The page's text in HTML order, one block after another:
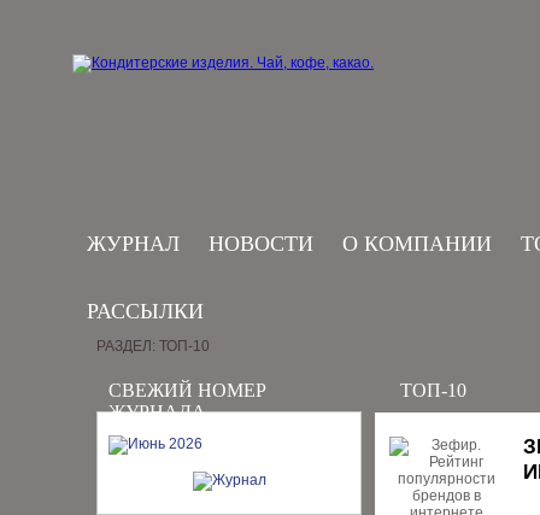
ЖУРНАЛ НОВОСТИ О КОМПАНИИ
РАССЫЛКИ
СВЕЖИЙ НОМЕР
ЖУРНАЛА
РАЗДЕЛ: ТОП-10
ТОП-10